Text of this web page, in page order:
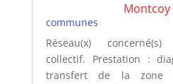
Montcoy
communes
Réseau(x)
collectif. Prestation :
transfert de la zone